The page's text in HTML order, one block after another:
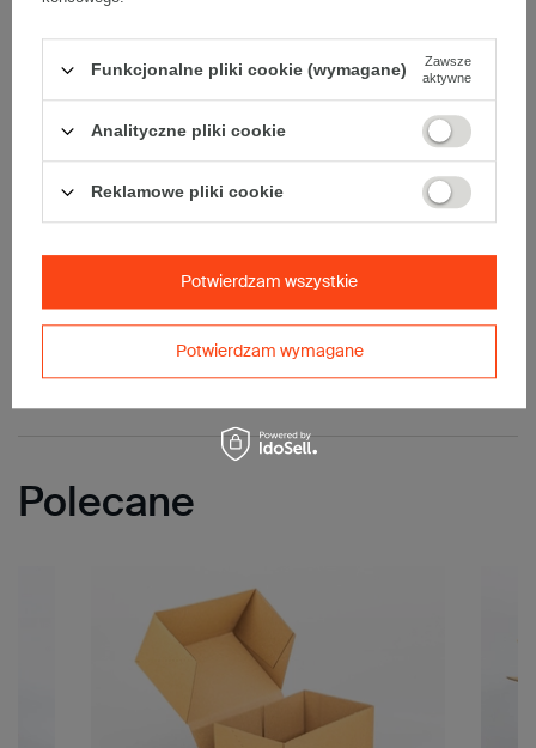
• Pocztex S
Maksymalna waga paczki -31,5kg
Maksymalna ilość w jednej przesyłce -20 x komplet(400 szt.)
Jak mierzyć opakowanie
Polecane
Funkcjonalne pliki cookie (wymagane)
Zawsze
aktywne
Analityczne pliki cookie
Reklamowe pliki cookie
Potwierdzam wymagane
Potwierdzam wszystkie